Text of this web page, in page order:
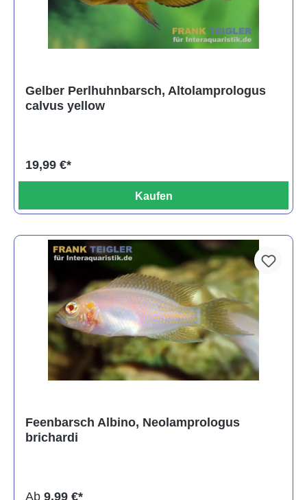
Gelber Perlhuhnbarsch, Altolamprologus
calvus yellow
19,99 €*
Kaufen
Feenbarsch Albino, Neolamprologus
brichardi
Ab 9,99 €*